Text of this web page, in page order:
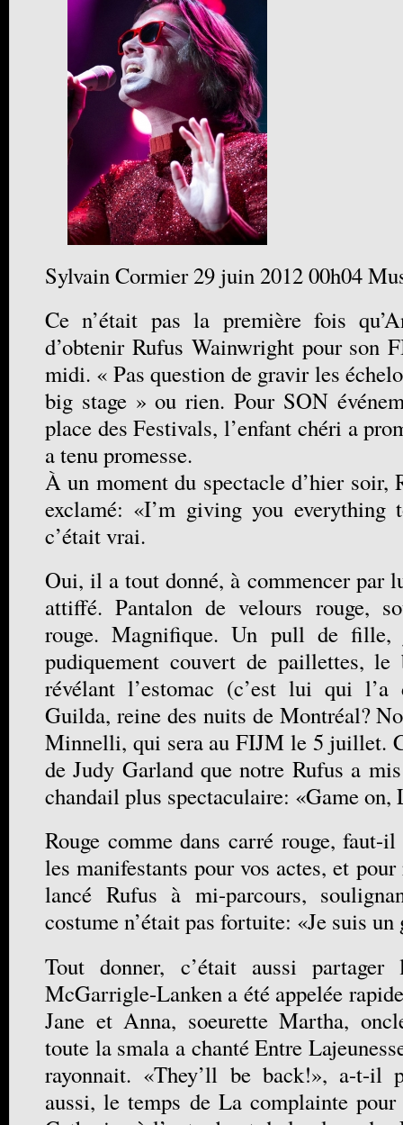
Sylvain Cormier 29 juin 2012 00h04
Ce n’était pas la première fois
d’obtenir Rufus Wainwright pour son
midi. « Pas question de gravir les
big stage » ou rien. Pour SON
place des Festivals, l’enfant chéri a
a tenu promesse.
À un moment du spectacle d’hier soir,
exclamé: «I’m giving you everything
c’était vrai.
Oui, il a tout donné, à commencer par
attiffé. Pantalon de velours rouge,
rouge. Magnifique. Un pull de fille,
pudiquement couvert de paillettes, le
révélant l’estomac (c’est lui qui
Guilda, reine des nuits de Montréal?
Minnelli, qui sera au FIJM le 5 juillet.
de Judy Garland que notre Rufus a
chandail plus spectaculaire: «Game on,
Rouge comme dans carré rouge, faut-
les manifestants pour vos actes, et
lancé Rufus à mi-parcours,
costume n’était pas fortuite: «Je suis
Tout donner, c’était aussi
McGarrigle-Lanken a été appelée
Jane et Anna, soeurette Martha,
toute la smala a chanté Entre
rayonnait. «They’ll be back!», a-t-il
aussi, le temps de La complainte